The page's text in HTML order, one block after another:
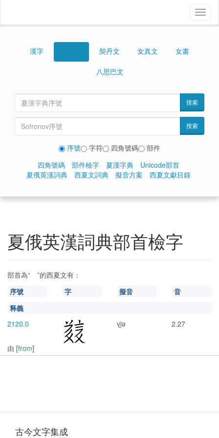
漢字 契丹文 女真文 女書
八思巴文
搜索
搜索
序號 字符 四角號碼
部件
四角號碼
部件檢字 夏漢字典
Unicode部首
夏俄英漢詞典
西夏文詞典 擬音方案 西夏文獻目錄
夏俄英漢詞典部首檢字
部首為“
”的西夏文有：
序號
字 擬音
音
释義
2120.0
vi̯ə 2.27
由 [from]
古今文字集成